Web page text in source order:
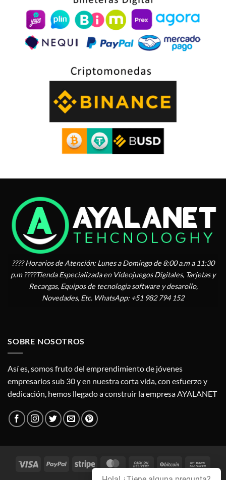
???? Horarios de Atención: Lunes a Domingo de 8:00 a.m a 11:30
p.m ????Tienda Especializada en Videojuegos Digitales, Tarjetas y
Recargas, Equipos de tecnologia software y desarollo,
Novedades, Etc. WhatsApp: +51 982 794 152
SOBRE NOSOTROS
Así es, somos fruto del emprendimiento de jóvenes
empresarios sub 30 y en nuestra corta vida, con esfuerzo y
dedicación, hemos llegado a construir la empresa AYALANET
Visa PayPal Stripe MasterCardCash
On
BitCoin